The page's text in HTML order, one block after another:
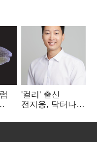
'컬리' 출신
전지웅, 닥터나우